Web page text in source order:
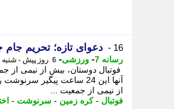
16 - دعوای تازه؛ تحریم جام
رسانه 7 - ورزشی- 6 روز پیش - شنبه 10 مرداد 1405، 08:05
فوتبال دوستان، بیش از نیمی از
آنها این 24 ساعت
از نیمی از جمعیت ...
فوتبال -کره زمین - سرنوشت -